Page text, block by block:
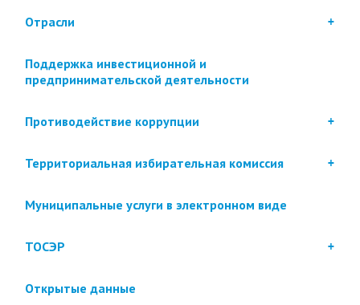
Отрасли
Поддержка инвестиционной и
предпринимательской деятельности
Противодействие коррупции
Территориальная избирательная комиссия
Муниципальные услуги в электронном виде
ТОСЭР
Открытые данные